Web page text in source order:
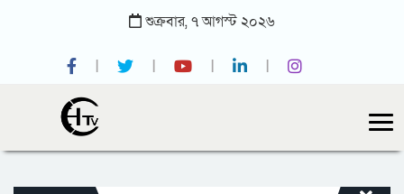
শুক্রবার,৭আগস্ট ২০২৬